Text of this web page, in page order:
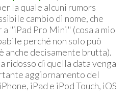
la quale alcuni rumors
cambio di nome, che
"iPad Pro Mini" (cosa a mio
perché non solo può
anche decisamente brutta).
ridosso di quella data venga
aggiornamento del
iPad e iPod Touch, iOS